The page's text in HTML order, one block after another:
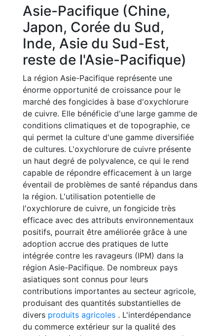
Asie-Pacifique (Chine,
Japon, Corée du Sud,
Inde, Asie du Sud-Est,
reste de l'Asie-Pacifique)
La région Asie-Pacifique représente une
énorme opportunité de croissance pour le
marché des fongicides à base d'oxychlorure
de cuivre. Elle bénéficie d'une large gamme de
conditions climatiques et de topographie, ce
qui permet la culture d'une gamme diversifiée
de cultures. L'oxychlorure de cuivre présente
un haut degré de polyvalence, ce qui le rend
capable de répondre efficacement à un large
éventail de problèmes de santé répandus dans
la région. L'utilisation potentielle de
l'oxychlorure de cuivre, un fongicide très
efficace avec des attributs environnementaux
positifs, pourrait être améliorée grâce à une
adoption accrue des pratiques de lutte
intégrée contre les ravageurs (IPM) dans la
région Asie-Pacifique. De nombreux pays
asiatiques sont connus pour leurs
contributions importantes au secteur agricole,
produisant des quantités substantielles de
divers produits agricoles . L'interdépendance
du commerce extérieur sur la qualité des